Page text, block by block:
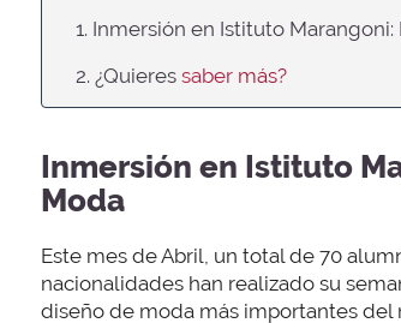
1. Inmersión en Istituto
2. ¿Quieres saber más?
Inmersión en Istituto
Moda
Este mes de Abril, un total de 70
nacionalidades han realizado su
diseño de moda más importantes del